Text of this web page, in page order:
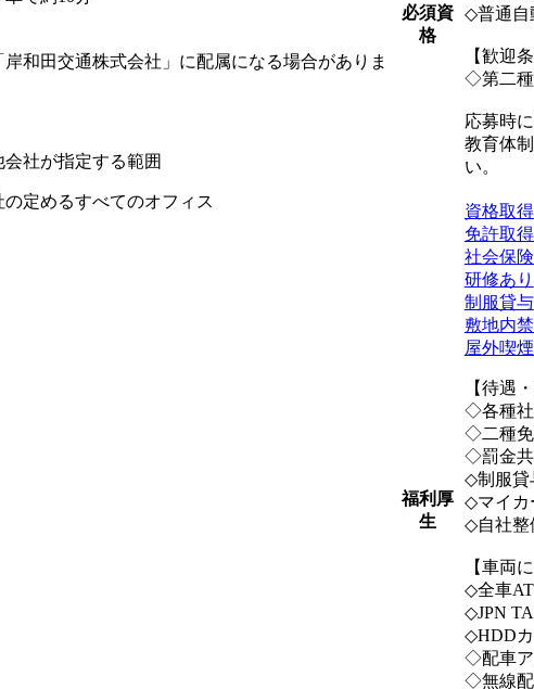
和田交通株式会社」に配属になる場合がありま
社が指定する範囲
定めるすべてのオフィス
必須資
格
◇普通自
【歓迎
◇第二種
応募時
教育体
い。
福利厚
生
資格取
免許取
社会保
研修あり
制服貸与
敷地内
屋外喫
【待遇
◇各種社
◇二種免
◇罰金共
◇制服貸
◇マイカ
◇自社整
【車両
◇全車AT
◇JPN
◇HDD
◇配車ア
◇無線配